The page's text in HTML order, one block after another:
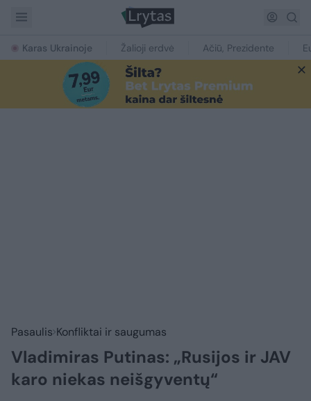
Karas Ukrainoje Žalioji erdvė Ačiū, Prezidente
Pasaulis Konfliktai ir saugumas
Vladimiras Putinas: „Rusijos ir JAV
karo niekas neišgyventų“